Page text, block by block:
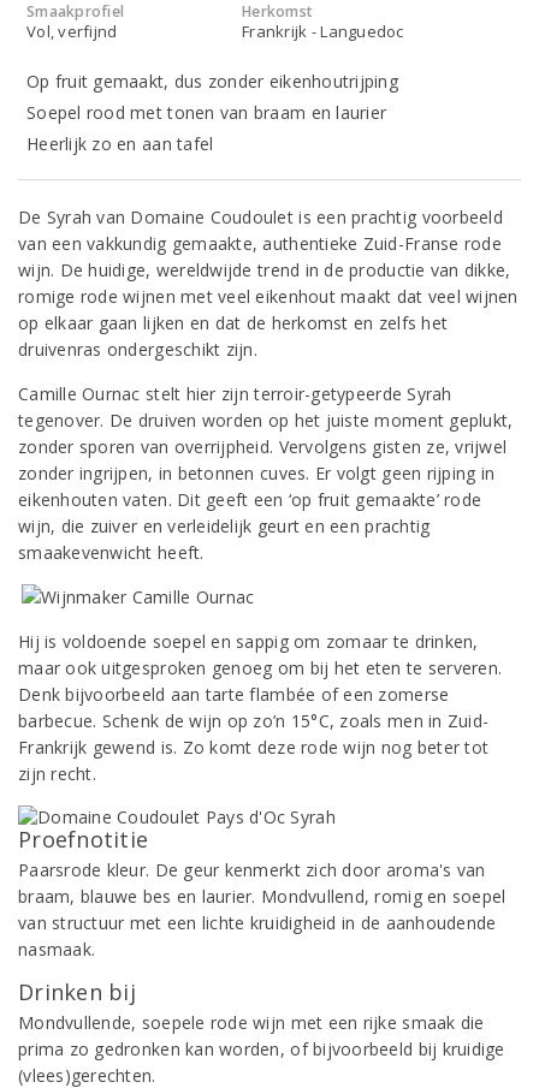
Smaakprofiel
Vol, verfijnd
Herkomst
Frankrijk - Languedoc
Op fruit gemaakt, dus zonder eikenhoutrijping
Soepel rood met tonen van braam en laurier
Heerlijk zo en aan tafel
De Syrah van Domaine Coudoulet is een prachtig voorbeeld
van een vakkundig gemaakte, authentieke Zuid-Franse rode
wijn. De huidige, wereldwijde trend in de productie van dikke,
romige rode wijnen met veel eikenhout maakt dat veel wijnen
op elkaar gaan lijken en dat de herkomst en zelfs het
druivenras ondergeschikt zijn.
Camille Ournac stelt hier zijn terroir-getypeerde Syrah
tegenover. De druiven worden op het juiste moment geplukt,
zonder sporen van overrijpheid. Vervolgens gisten ze, vrijwel
zonder ingrijpen, in betonnen cuves. Er volgt geen rijping in
eikenhouten vaten. Dit geeft een ‘op fruit gemaakte’ rode
wijn, die zuiver en verleidelijk geurt en een prachtig
smaakevenwicht heeft.
Hij is voldoende soepel en sappig om zomaar te drinken,
maar ook uitgesproken genoeg om bij het eten te serveren.
Denk bijvoorbeeld aan tarte flambée of een zomerse
barbecue. Schenk de wijn op zo’n 15°C, zoals men in Zuid-
Frankrijk gewend is. Zo komt deze rode wijn nog beter tot
zijn recht.
Proefnotitie
Paarsrode kleur. De geur kenmerkt zich door aroma's van
braam, blauwe bes en laurier. Mondvullend, romig en soepel
van structuur met een lichte kruidigheid in de aanhoudende
nasmaak.
Drinken bij
Mondvullende, soepele rode wijn met een rijke smaak die
prima zo gedronken kan worden, of bijvoorbeeld bij kruidige
(vlees)gerechten.